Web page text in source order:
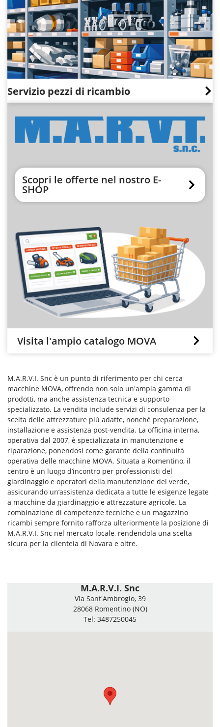
Servizio pezzi di ricambio
Scopri le offerte nel nostro E-
SHOP
Visita l'ampio catalogo MOVA
M.A.R.V.I. Snc è un punto di riferimento per chi cerca
macchine MOVA, offrendo non solo un'ampia gamma di
prodotti, ma anche assistenza tecnica e supporto
specializzato. La vendita include servizi di consulenza per la
scelta delle attrezzature più adatte, nonché preparazione,
installazione e assistenza post-vendita. La officina interna,
operativa dal 2007, è specializzata in manutenzione e
riparazione, ponendosi come garante della continuità
operativa delle macchine MOVA. Situata a Romentino, il
centro è un luogo d’incontro per professionisti del
giardinaggio e operatori della manutenzione del verde,
assicurando un’assistenza dedicata a tutte le esigenze legate
a macchine da giardinaggio e attrezzature agricole. La
combinazione di competenze tecniche e un magazzino
ricambi sempre fornito rafforza ulteriormente la posizione di
M.A.R.V.I. Snc nel mercato locale, rendendola una scelta
sicura per la clientela di Novara e oltre.
M.A.R.V.I. Snc
Via Sant'Ambrogio, 39
28068 Romentino (NO)
Tel: 3487250045